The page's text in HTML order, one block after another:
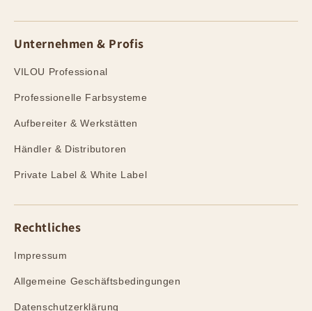
Unternehmen & Profis
VILOU Professional
Professionelle Farbsysteme
Aufbereiter & Werkstätten
Händler & Distributoren
Private Label & White Label
Rechtliches
Impressum
Allgemeine Geschäftsbedingungen
Datenschutzerklärung